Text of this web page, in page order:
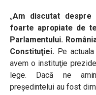
,,Am discutat despre
foarte apropiate de
Parlamentului.
Constituţiei. Pe
avem o instituţie
lege. Dacă ne
preşedintelui au fost